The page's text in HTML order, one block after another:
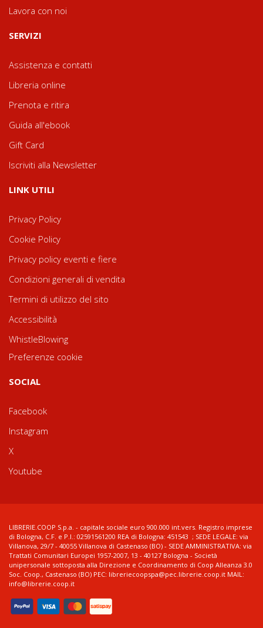
Lavora con noi
SERVIZI
Assistenza e contatti
Libreria online
Prenota e ritira
Guida all'ebook
Gift Card
Iscriviti alla Newsletter
LINK UTILI
Privacy Policy
Cookie Policy
Privacy policy eventi e fiere
Condizioni generali di vendita
Termini di utilizzo del sito
Accessibilità
WhistleBlowing
Preferenze cookie
SOCIAL
Facebook
Instagram
X
Youtube
LIBRERIE.COOP S.p.a. - capitale sociale euro 900.000 int.vers. Registro imprese
di Bologna, C.F. e P.I.: 02591561200 REA di Bologna: 451543 ; SEDE LEGALE: via
Villanova, 29/7 - 40055 Villanova di Castenaso (BO) - SEDE AMMINISTRATIVA: via
Trattati Comunitari Europei 1957-2007, 13 - 40127 Bologna - Società
unipersonale sottoposta alla Direzione e Coordinamento di Coop Alleanza 3.0
Soc. Coop., Castenaso (BO) PEC: libreriecoopspa@pec.librerie.coop.it MAIL:
info@librerie.coop.it